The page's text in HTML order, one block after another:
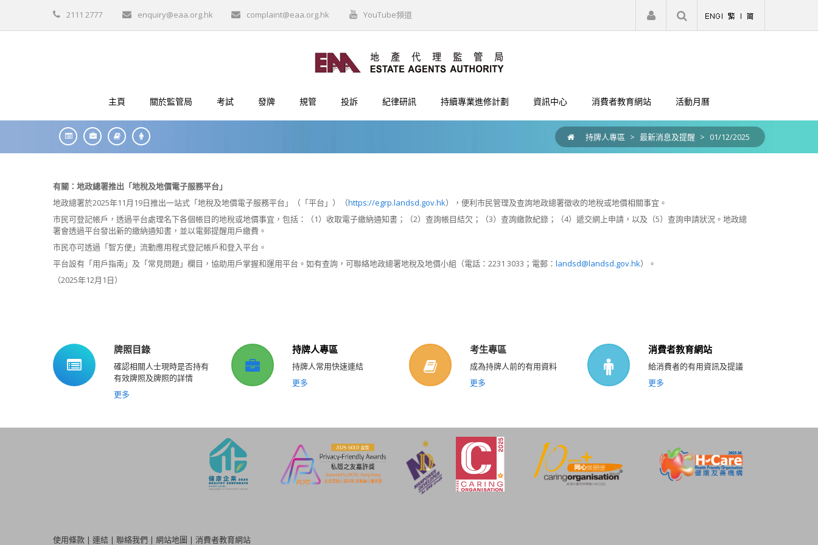
2111 2777 enquiry@eaa.org.hk complaint@eaa.org.hk YouTube頻道 註冊 登入
主頁 關於監管局 考試 發牌 規管 投訴 紀律研訊 持續專業進修計劃 資訊中心 消費者教育網站 活動月曆
持牌人專區 > 最新消息及提醒 > 01/12/2025
有關：地政總署推出「地稅及地價電子服務平台」
地政總署於2025年11月19日推出一站式「地稅及地價電子服務平台」（「平台」）（https://egrp.landsd.gov.hk），便利市民管理及查詢地政總署徵收的地稅或地價相關事宜。
市民可登記帳戶，透過平台處理名下各個帳目的地稅或地價事宜，包括：（1）收取電子繳納通知書；（2）查詢帳目結欠；（3）查詢繳款紀錄；（4）遞交網上申請，以及（5）查詢申請狀況。地政總
署會透過平台發出新的繳納通知書，並以電郵提醒用戶繳費。
市民亦可透過「智方便」流動應用程式登記帳戶和登入平台。
平台設有「用戶指南」及「常見問題」欄目，協助用戶掌握和運用平台。如有查詢，可聯絡地政總署地稅及地價小組（電話：2231 3033；電郵： landsd@landsd.gov.hk）。
（2025年12月1日）
牌照目錄
確認相關人士現時是否持有
有效牌照及牌照的詳情
更多
持牌人專區
持牌人常用快速連結
更多
考生專區
成為持牌人前的有用資料
更多
消費者教育網站
給消費者的有用資訊及提議
更多
使用條款 | 連結 | 聯絡我們 | 網站地圖 | 消費者教育網站